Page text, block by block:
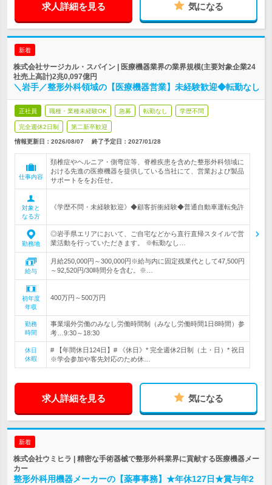
求人詳細を見る 気になる
新着
株式会社サージカル・スパイン | 医療機器業界の業界規模(主要対象企業24
社売上高計)2兆0,097億円
＼岩手／整形外科領域の【医療機器営業】未経験歓迎◆転勤なし
正社員 職種・業種未経験OK 急募 転勤なし 学歴不問
完全週休2日制 第二新卒歓迎
情報更新日：2026/08/07 終了予定日： 2027/01/28
仕事内容
頚椎症やヘルニア・側弯症等、脊椎疾患を含めた整形外科領域に
おける先進の医療機器を提供している当社にて、営業および製品
サポートををお任せ。
対象と
なる方
《学歴不問・未経験歓迎》◆顧客折衝経験◆普通自動車運転免許
勤務地
◎岩手県エリアにおいて、ご自宅などから直行直帰スタイルで営
業活動を行っていただきます。 ※転勤なし…
給与
月給250,000円～300,000円※給与内に固定残業代として47,500円
～92,520円/30時間分を含む。※…
初年度
年収
400万円～500万円
勤務
時間
事業場外労働のみなし労働時間制（みなし労働時間1日8時間）参
考…9:30～18:30
休日
休暇
# 【年間休日124日】# 《休日》* 完全週休2日制（土・日）* 祝日
※学会参加や客先対応のため休…
求人詳細を見る 気になる
新着
株式会社ウミヒラ | 精密な手術器械で整形外科業界に貢献する医療機器メー
カー
整形外科用機器メーカーの【薬事事務】★年休127日★賞与年2